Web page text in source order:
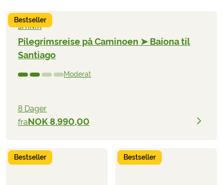
Bestseller
SPANIA
Pilegrimsreise på Caminoen ➤ Baiona til
Santiago
Moderat
8 Dager
fraNOK 8.990,00
Bestseller Bestseller